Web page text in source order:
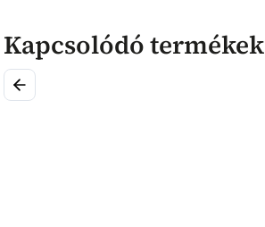
Kapcsolódó termékek
Previous